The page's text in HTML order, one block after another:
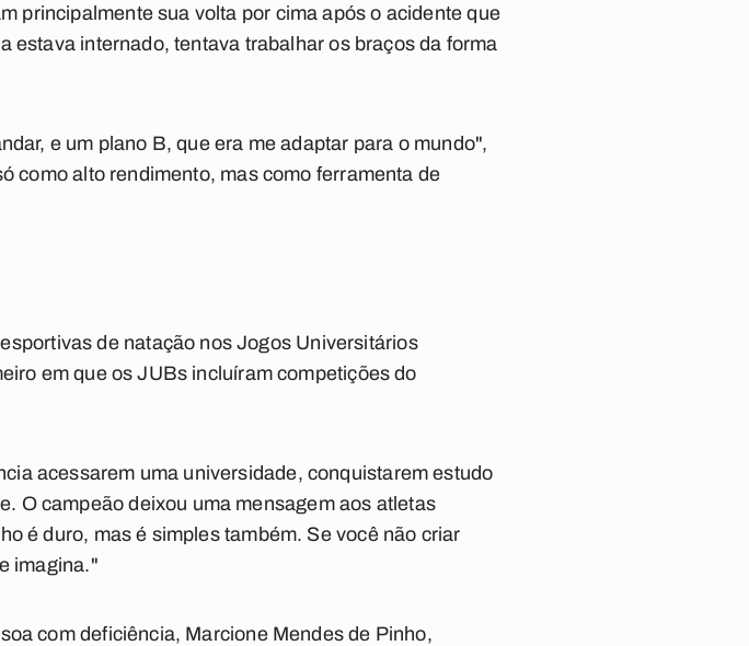
principalmente sua volta por cima após o acidente que
estava internado, tentava trabalhar os braços da forma
e um plano B, que era me adaptar para o mundo",
como alto rendimento, mas como ferramenta de
de natação nos Jogos Universitários
em que os JUBs incluíram competições do
acessarem uma universidade, conquistarem estudo
O campeão deixou uma mensagem aos atletas
é duro, mas é simples também. Se você não criar
imagina."
com deficiência, Marcione Mendes de Pinho,